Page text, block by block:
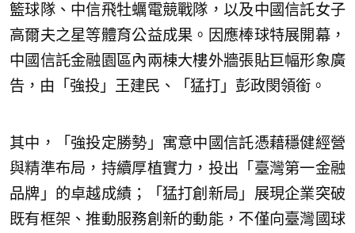
籃球隊、中信飛牡蠣電競戰隊，以及中國信託女子
高爾夫之星等體育公益成果。因應棒球特展開幕，
中國信託金融園區內兩棟大樓外牆張貼巨幅形象廣
告，由「強投」王建民、「猛打」彭政閔領銜。
其中，「強投定勝勢」寓意中國信託憑藉穩健經營
與精準布局，持續厚植實力，投出「臺灣第一金融
品牌」的卓越成績；「猛打創新局」展現企業突破
既有框架、推動服務創新的動能，不僅向臺灣國球